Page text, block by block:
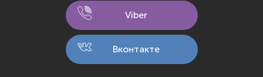
Кемерово
Кострома
Краснодар
Viber
Вконтакте